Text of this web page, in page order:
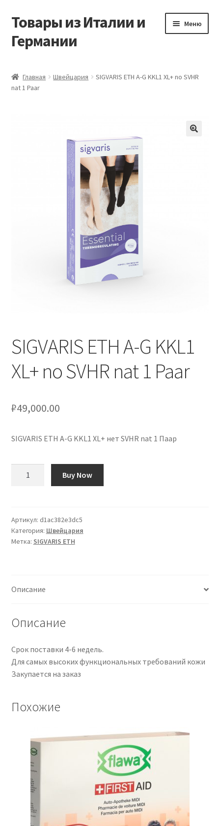
Перейти
навигации
Перейти
содержимому
Товары из Италии и
Германии
Меню
Виды доставки
Оформление заказа
Подтверждение заказа
Главная Швейцария
SIGVARIS ETH A-G KKL1 XL+ no SVHR
nat 1 Paar
SIGVARIS ETH A-G KKL1
XL+ no SVHR nat 1 Paar
₽49,000.00
SIGVARIS ETH A-G KKL1 XL+ нет SVHR nat 1 Паар
A-
G
KKL1
nat
Paar
Buy Now
Артикул: d1ac382e3dc5
Категория: Швейцария
Метка: SIGVARIS ETH
Описание
Описание
Срок поставки 4-6 недель.
Для самых высоких функциональных требований кожи
Закупается на заказ
Похожие